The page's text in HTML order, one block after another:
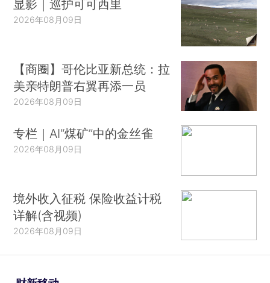
显影｜巡护可可西里
2026年08月09日
【商圈】哥伦比亚新总统：拉
美亲特朗普右翼再添一员
2026年08月09日
专栏｜AI“煤矿”中的金丝雀
2026年08月09日
境外收入征税 保险收益计税
详解(含视频)
2026年08月09日